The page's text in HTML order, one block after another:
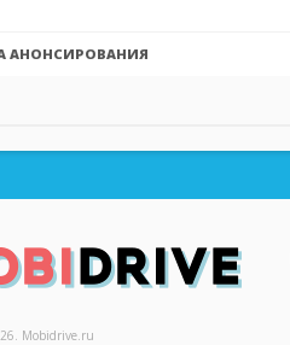
АНОНСИРОВАНИЯ
Mobidrive.ru